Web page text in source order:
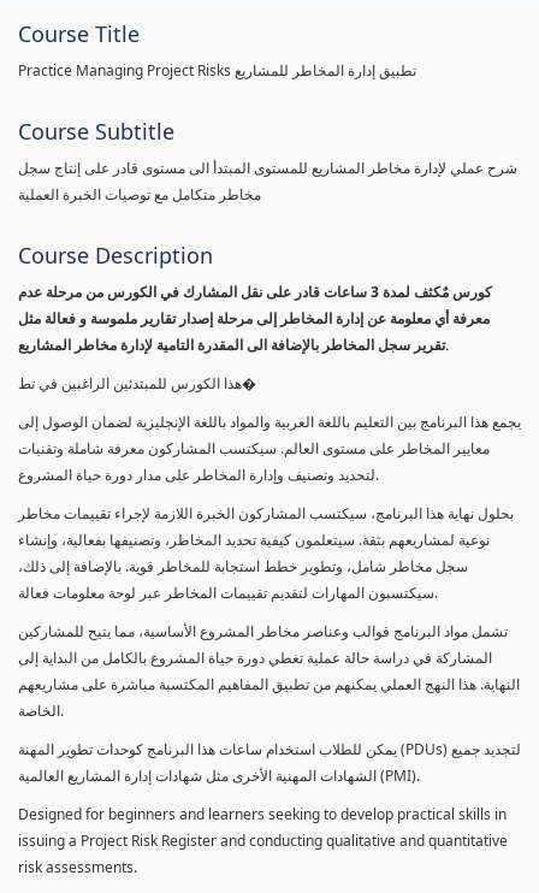
Course Title
Practice Managing Project Risks تطبيق إدارة المخاطر للمشاريع
Course Subtitle
شرح عملي لإدارة مخاطر المشاريع للمستوى المبتدأ الى مستوى قادر على إنتاج سجل
مخاطر متكامل مع توصيات الخبرة العملية
Course Description
كورس مٌكثف لمدة 3 ساعات قادر على نقل المشارك في الكورس من مرحلة عدم
معرفة أي معلومة عن إدارة المخاطر إلى مرحلة إصدار تقارير ملموسة و فعالة مثل
تقرير سجل المخاطر بالإضافة الى المقدرة التامية لإدارة مخاطر المشاريع.
هذا الكورس للمبتدئين الراغبين في تط�
يجمع هذا البرنامج بين التعليم باللغة العربية والمواد باللغة الإنجليزية لضمان الوصول إلى
معايير المخاطر على مستوى العالم. سيكتسب المشاركون معرفة شاملة وتقنيات
لتحديد وتصنيف وإدارة المخاطر على مدار دورة حياة المشروع.
بحلول نهاية هذا البرنامج، سيكتسب المشاركون الخبرة اللازمة لإجراء تقييمات مخاطر
نوعية لمشاريعهم بثقة. سيتعلمون كيفية تحديد المخاطر، وتصنيفها بفعالية، وإنشاء
سجل مخاطر شامل، وتطوير خطط استجابة للمخاطر قوية. بالإضافة إلى ذلك،
سيكتسبون المهارات لتقديم تقييمات المخاطر عبر لوحة معلومات فعالة.
تشمل مواد البرنامج قوالب وعناصر مخاطر المشروع الأساسية، مما يتيح للمشاركين
المشاركة في دراسة حالة عملية تغطي دورة حياة المشروع بالكامل من البداية إلى
النهاية. هذا النهج العملي يمكنهم من تطبيق المفاهيم المكتسبة مباشرة على مشاريعهم
الخاصة.
يمكن للطلاب استخدام ساعات هذا البرنامج كوحدات تطوير المهنة (PDUs) لتجديد جميع
الشهادات المهنية الأخرى مثل شهادات إدارة المشاريع العالمية (PMI).
Designed for beginners and learners seeking to develop practical skills in
issuing a Project Risk Register and conducting qualitative and quantitative
risk assessments.